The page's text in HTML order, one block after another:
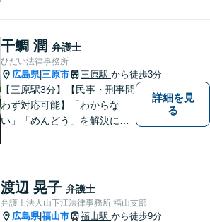
皆さまに距離的にも精神的に
るよう職員一同頑張っていま
す。 お気軽にお問い合わせく
ださい。
干鯛 潤 弁護士
ひだい法律事務所
広島県| 三原市 三原駅 から徒歩3分
【三原駅3分】【民事・刑事問
わず対応可能】「わからな
い」「めんどう」を解決に導
動がモットー。身近な頼れる
弁護士として依頼者さまにし
っかりと寄り添います。
詳細を見
る
渡辺 晃子 弁護士
弁護士法人山下江法律事務所 福山支部
広島県|福山市 福山駅 から徒歩9分